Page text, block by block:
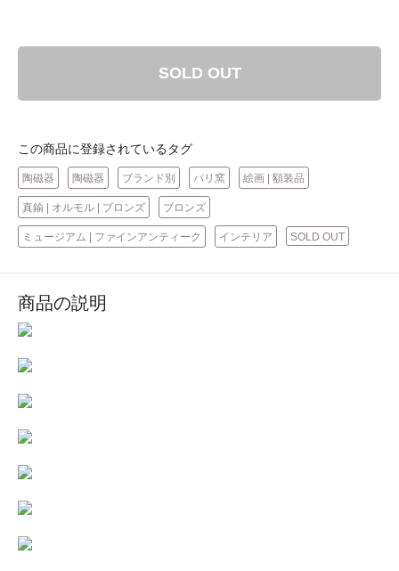
SOLD OUT
この商品に登録されているタグ
陶磁器 陶磁器 ブランド別 パリ窯 絵画 | 額装品
真鍮 | オルモル | ブロンズ ブロンズ
ミュージアム | ファインアンティーク インテリア SOLD OUT
商品の説明